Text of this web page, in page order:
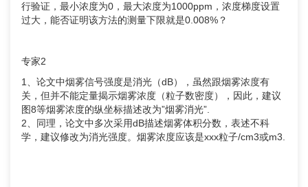
行验证，最小浓度为0，最大浓度为1000ppm，浓度梯度设置
过大，能否证明该方法的测量下限就是0.008%？
专家2
1、论文中烟雾信号强度是消光（dB），虽然跟烟雾浓度有
关，但并不能定量揭示烟雾浓度（粒子数密度），因此，建议
图8等烟雾浓度的纵坐标描述改为”烟雾消光”.
2、同理，论文中多次采用dB描述烟雾体积分数，表述不科
学，建议修改为消光强度。烟雾浓度应该是xxx粒子/cm3或m3.